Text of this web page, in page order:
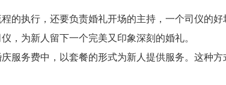
执行，还要负责婚礼开场的主持，一个司仪的好
，为新人留下一个完美又印象深刻的婚礼。
务费中，以套餐的形式为新人提供服务。这种方